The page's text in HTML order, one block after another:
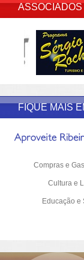
ASSOCIADOS
FIQUE MAIS
Compras e
Cultura e
Educação e